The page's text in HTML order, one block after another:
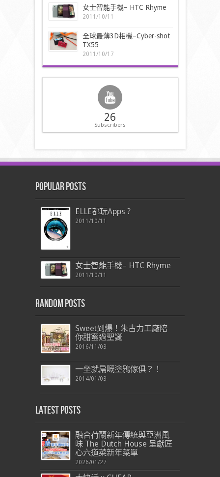
女士智能手機– HTC Rhyme
2011/10/11
全球最薄3D相機–Cyber-shot
TX55
2011/10/17
26
Subscribers
Popular Posts
ELLE都玩Apps ?
2011/10/11
女士智能手機– HTC Rhyme
2011/10/11
Random Posts
Sweet到爆！朱古力工廠陪
你甜蜜過聖誕
2016/11/03
一坐就扁嘅塗鴉傢俱？！
2014/01/03
Latest Posts
融合荷蘭新年傳統與亞洲風
味 The Dutch House 呈獻匠
心六道菜新年菜單
2026/01/27